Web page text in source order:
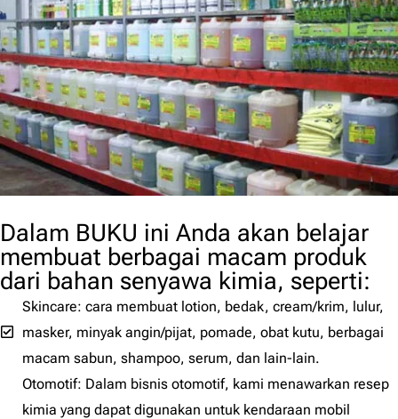
Dalam BUKU ini Anda akan belajar
membuat berbagai macam produk
dari bahan senyawa kimia, seperti:
Skincare: cara membuat lotion, bedak, cream/krim, lulur,
masker, minyak angin/pijat, pomade, obat kutu, berbagai
macam sabun, shampoo, serum, dan lain-lain.
Otomotif: Dalam bisnis otomotif, kami menawarkan resep
kimia yang dapat digunakan untuk kendaraan mobil